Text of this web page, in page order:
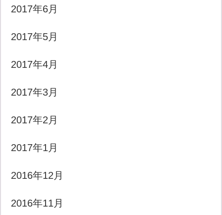
2017年6月
2017年5月
2017年4月
2017年3月
2017年2月
2017年1月
2016年12月
2016年11月